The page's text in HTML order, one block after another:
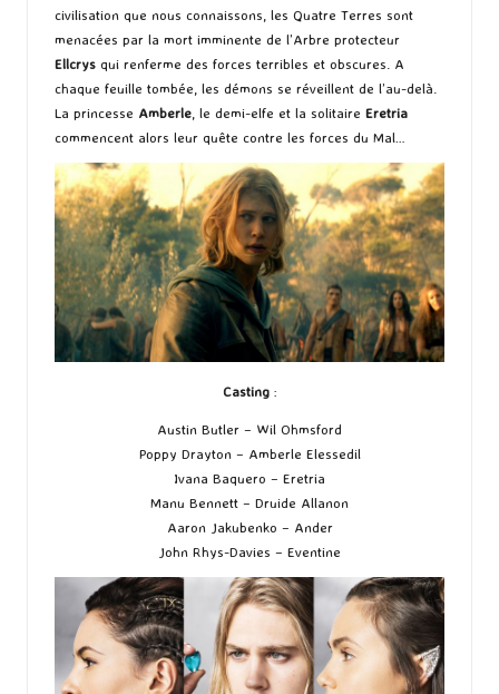
civilisation que nous connaissons, les Quatre Terres sont
menacées par la mort imminente de l’Arbre protecteur
Ellcrys qui renferme des forces terribles et obscures. A
chaque feuille tombée, les démons se réveillent de l’au-delà.
La princesse Amberle , le demi-elfe et la solitaire Eretria
commencent alors leur quête contre les forces du Mal…
Casting:
Austin Butler – Wil Ohmsford
Poppy Drayton – Amberle Elessedil
Ivana Baquero – Eretria
Manu Bennett – Druide Allanon
Aaron Jakubenko – Ander
John Rhys-Davies – Eventine